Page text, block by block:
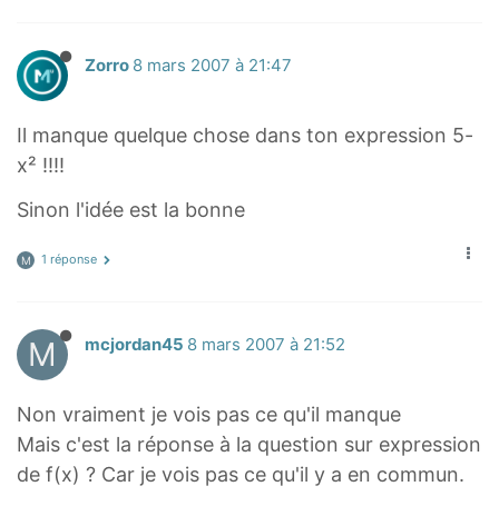
Zorro 8 mars 2007 à 21:47
Il manque quelque chose dans ton expression 5-
x² !!!!
Sinon l'idée est la bonne
M 1 réponse
M mcjordan45 8 mars 2007 à 21:52
Non vraiment je vois pas ce qu'il manque
Mais c'est la réponse à la question sur expression
de f(x) ? Car je vois pas ce qu'il y a en commun.